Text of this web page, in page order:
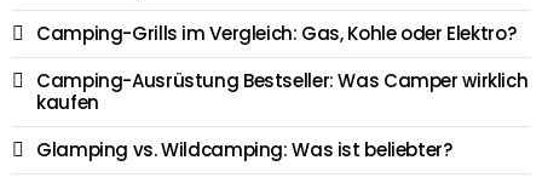
Camping-Grills im Vergleich: Gas, Kohle oder Elektro?
Camping-Ausrüstung Bestseller: Was Camper wirklich
kaufen
Glamping vs. Wildcamping: Was ist beliebter?